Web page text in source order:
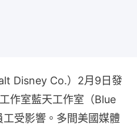
Disney Co.）2月9日發
作室藍天工作室（Blue
受影響。多間美國媒體